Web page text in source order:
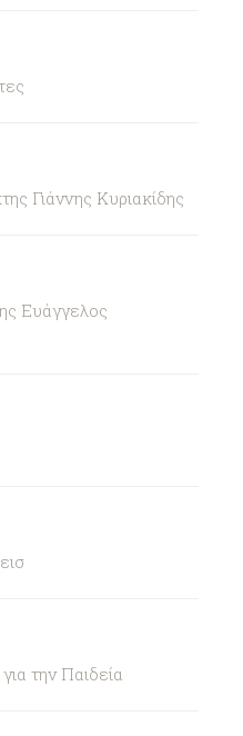
Γιάννης Κυριακίδης
Ευάγγελος
την Παιδεία